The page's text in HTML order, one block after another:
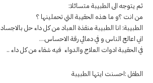
ثم يتوجه الى الطبيبة متسائلا:
من انت ؟و ما هذه الحقيبة التي تحملينها ؟
الطبيبة: انا الطبيبة منقذة العباد من كل داء حل بالاجساد
اني اعالج الناس و في دمائي رقة الاحساس…
في الحقيبة ادوات العلاج والدواء فيه شفاء من كل داء ..
الطفل :احسنت ايتها الطبيبة